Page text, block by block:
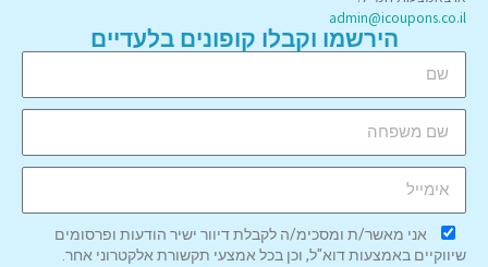
admin@icoupons.co.il
הירשמו וקבלו קופונים בלעדיים
אני מאשר/ת ומסכימ/ה לקבלת דיוור ישיר הודעות ופרסומים
שיווקיים באמצעות דוא"ל, וכן בכל אמצעי תקשורת אלקטרוני אחר.